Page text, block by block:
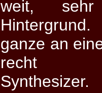
weit,
ganze an
recht